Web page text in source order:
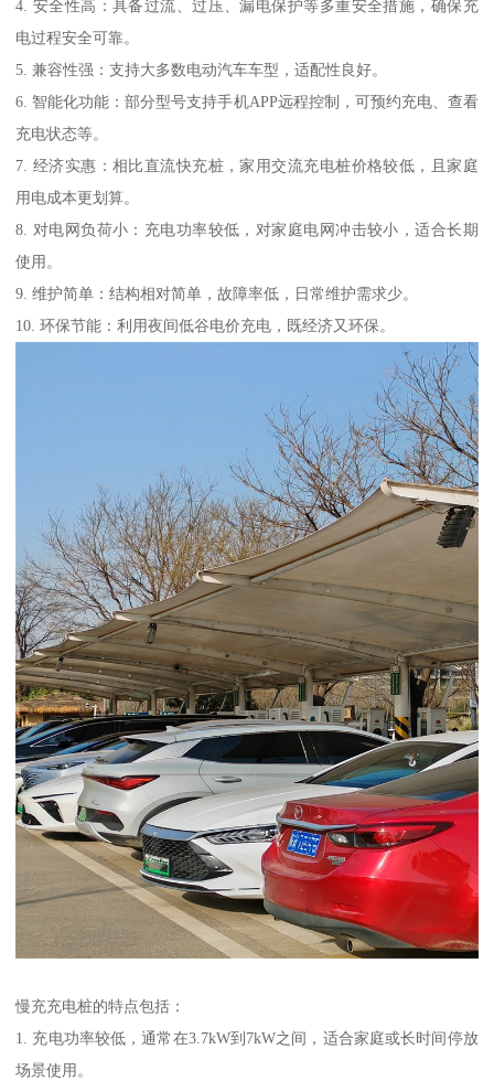
4. 安全性高：具备过流、过压、漏电保护等多重安全措施，确保充
电过程安全可靠。
5. 兼容性强：支持大多数电动汽车车型，适配性良好。
6. 智能化功能：部分型号支持手机APP远程控制，可预约充电、查看
充电状态等。
7. 经济实惠：相比直流快充桩，家用交流充电桩价格较低，且家庭
用电成本更划算。
8. 对电网负荷小：充电功率较低，对家庭电网冲击较小，适合长期
使用。
9. 维护简单：结构相对简单，故障率低，日常维护需求少。
10. 环保节能：利用夜间低谷电价充电，既经济又环保。
慢充充电桩的特点包括：
1. 充电功率较低，通常在3.7kW到7kW之间，适合家庭或长时间停放
场景使用。